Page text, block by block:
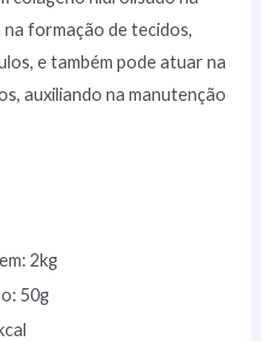
formação de tecidos,
e também pode atuar na
auxiliando na manutenção
2kg
50g